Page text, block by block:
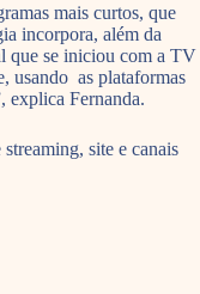
mais curtos, que
incorpora, além da
que se iniciou com a TV
usando as plataformas
explica Fernanda.
site e canais